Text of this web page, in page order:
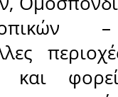
και